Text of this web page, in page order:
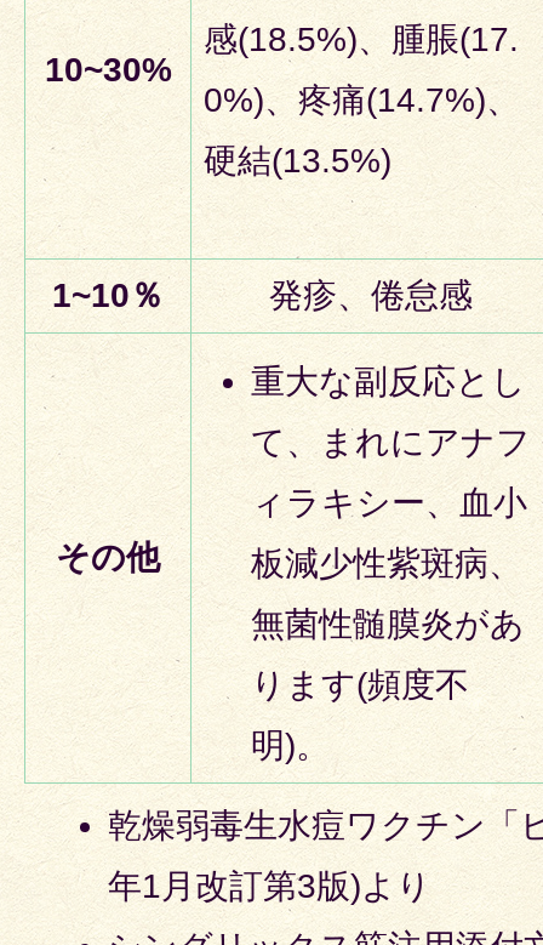
10~30%
感(18.5%)、腫脹(17.
0%)、疼痛(14.7%)、
硬結(13.5%)
1~10％ 発疹、倦怠感
その他
重大な副反応とし
て、まれにアナフ
ィラキシー、血小
板減少性紫斑病、
無菌性髄膜炎があ
ります(頻度不
明)。
乾燥弱毒生水痘ワクチン「
年1月改訂第3版)より